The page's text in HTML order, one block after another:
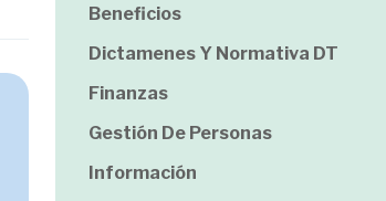
Beneficios
Dictamenes Y Normativa DT
Finanzas
Gestión De Personas
Información